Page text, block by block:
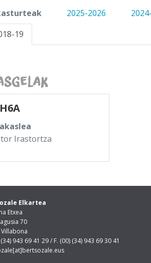
2025-2026
19
Irastortza
Elkartea
Etxea
70
943 69 41 29 / F. (00) (34) 943 69 30 41